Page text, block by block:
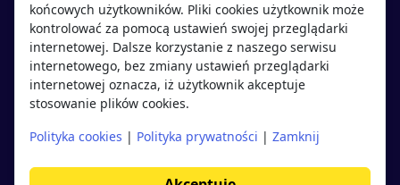
Regulamin kandydata
Oferty pracy
Pracodawcy
Opinie o pracodawcach
Blog
Regulamin pracodawcy
Dodaj ogłoszenie
końcowych użytkowników. Pliki cookies użytkownik może
kontrolować za pomocą ustawień swojej przeglądarki
internetowej. Dalsze korzystanie z naszego serwisu
internetowego, bez zmiany ustawień przeglądarki
internetowej oznacza, iż użytkownik akceptuje
stosowanie plików cookies.
Polityka cookies | Polityka prywatności | Zamknij